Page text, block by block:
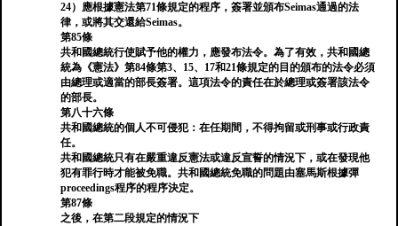
24）應根據憲法第71條規定的程序，簽署並頒布Seimas通過的法
律，或將其交還給Seimas。
第85條
共和國總統行使賦予他的權力，應發布法令。為了有效，共和國總
統為《憲法》第84條第3、15、17和21條規定的目的頒布的法令必須
由總理或適當的部長簽署。這項法令的責任在於總理或簽署該法令
的部長。
第八十六條
共和國總統的個人不可侵犯：在任期間，不得拘留或刑事或行政責
任。
共和國總統只有在嚴重違反憲法或違反宣誓的情況下，或在發現他
犯有罪行時才能被免職。共和國總統免職的問題由塞馬斯根據彈
proceedings程序的程序決定。
第87條
之後，在第二段規定的情況下